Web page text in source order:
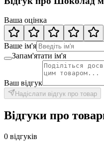
Ваша оцінка
Ваше ім'я
Запам'ятати ім'я
Ваш відгук
Надіслати відгук про товар
Відгуки про
0 відгуків